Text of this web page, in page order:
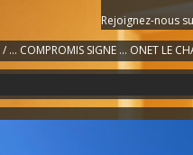
Rejoignez-nous
/ ... COMPROMIS SIGNE ... ONET LE